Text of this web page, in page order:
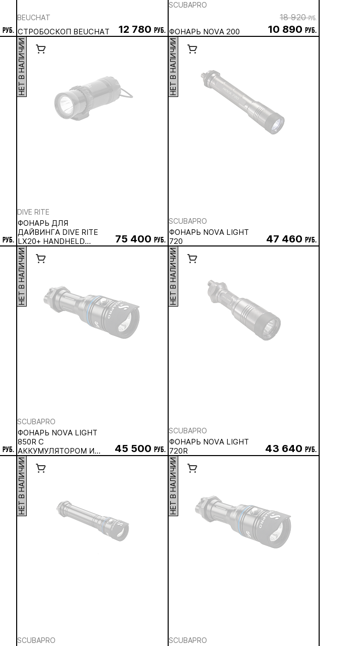
руб.
BEUCHAT
СТРОБОСКОП BEUCHAT 12 780 руб.
SCUBAPRO
ФОНАРЬ NOVA 200
18 920руб.
10 890 руб.
руб.
НЕТ В НАЛИЧИИ
DIVE RITE
ФОНАРЬ ДЛЯ
ДАЙВИНГА DIVE RITE
LX20+ HANDHELD
LIGHT,
АККУМУЛЯТОРНЫЙ
75 400 руб.
НЕТ В НАЛИЧИИ
SCUBAPRO
ФОНАРЬ NOVA LIGHT
720
47 460 руб.
руб.
НЕТ В НАЛИЧИИ
SCUBAPRO
ФОНАРЬ NOVA LIGHT
850R С
АККУМУЛЯТОРОМ И
ЗАРЯДНЫМ
УСТРОЙСТВОМ
45 500 руб.
НЕТ В НАЛИЧИИ
SCUBAPRO
ФОНАРЬ NOVA LIGHT
720R
43 640 руб.
НЕТ В НАЛИЧИИ
SCUBAPRO
НЕТ В НАЛИЧИИ
SCUBAPRO